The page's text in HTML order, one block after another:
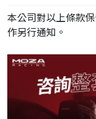
本公司對以上條款
作另行通知。